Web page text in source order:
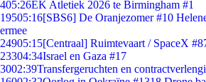
405:26EK Atletiek 2026 te Birmingham #1
19505:16[SBS6] De Oranjezomer #10
ermee
24905:15[Centraal] Ruimtevaart / SpaceX
23304:34Israel en Gaza #17
3002:39Transfergeruchten en